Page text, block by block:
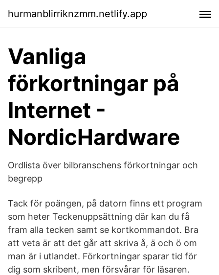
hurmanblirriknzmm.netlify.app
Vanliga
förkortningar på
Internet -
NordicHardware
Ordlista över bilbranschens förkortningar och
begrepp
Tack för poängen, på datorn finns ett program
som heter Teckenuppsättning där kan du få
fram alla tecken samt se kortkommandot. Bra
att veta är att det går att skriva å, ä och ö om
man är i utlandet. Förkortningar sparar tid för
dig som skribent, men försvårar för läsaren.